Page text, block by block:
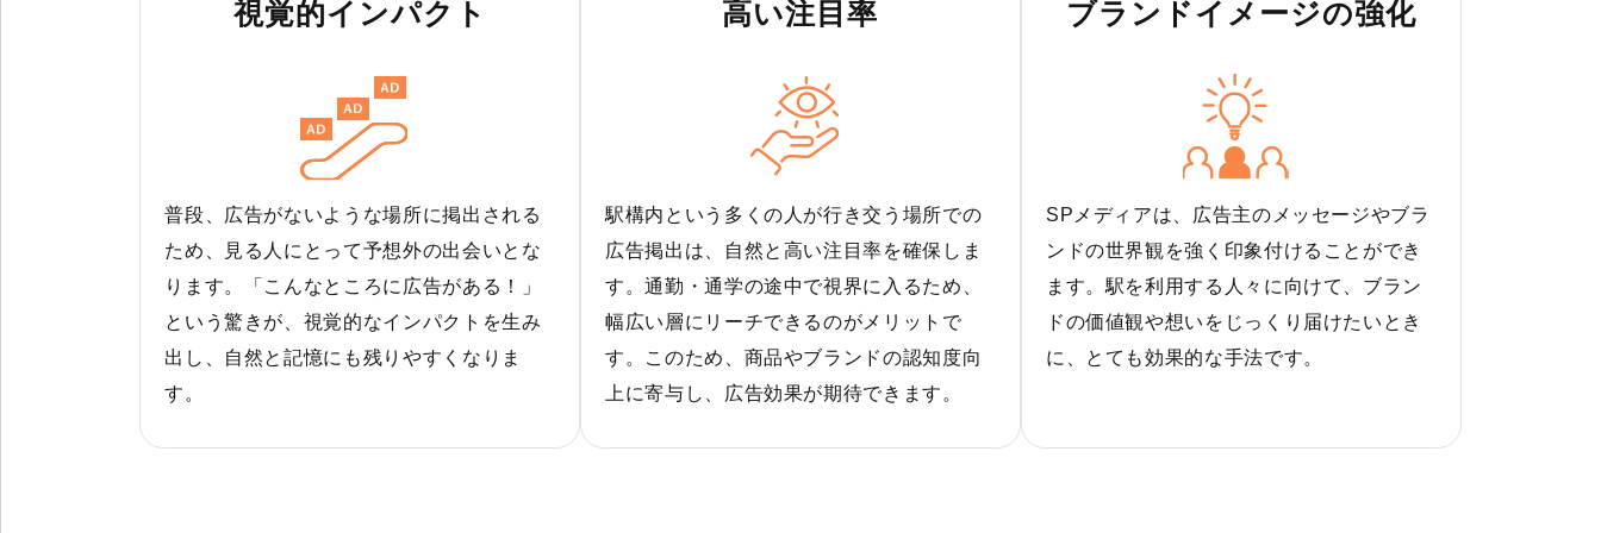
視覚的インパクト
普段、広告がないような場所に掲出される
ため、見る人にとって予想外の出会いとな
ります。「こんなところに広告がある！」
という驚きが、視覚的なインパクトを生み
出し、自然と記憶にも残りやすくなりま
す。
高い注目率
駅構内という多くの人が行き交う場所での
広告掲出は、自然と高い注目率を確保しま
す。通勤・通学の途中で視界に入るため、
幅広い層にリーチできるのがメリットで
す。このため、商品やブランドの認知度向
上に寄与し、広告効果が期待できます。
ブランドイメージの強化
SPメディアは、広告主のメッセージやブラ
ンドの世界観を強く印象付けることができ
ます。駅を利用する人々に向けて、ブラン
ドの価値観や想いをじっくり届けたいとき
に、とても効果的な手法です。